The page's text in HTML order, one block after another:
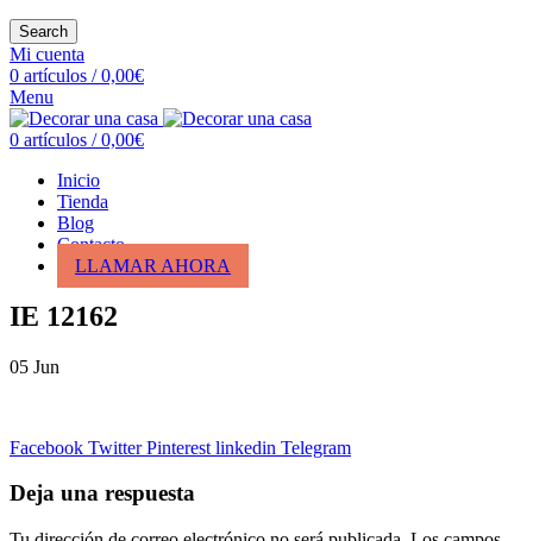
Search
Mi cuenta
0 artículos / 0,00€
Menu
0 artículos / 0,00€
Inicio
Tienda
Blog
Contacto
LLAMAR AHORA
IE 12162
05 Jun
Facebook Twitter Pinterest linkedin Telegram
Deja una respuesta